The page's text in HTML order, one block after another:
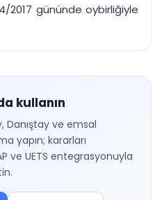
2017 gününde oybirliğiyle
kullanın
Danıştay ve emsal
yapın; kararları
ve UETS entegrasyonuyla